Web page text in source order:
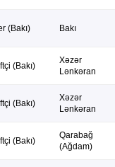
(Bakı) Bakı
(Bakı)
Xəzər
Lənkəran
(Bakı)
Xəzər
Lənkəran
(Bakı)
Qarabağ
(Ağdam)